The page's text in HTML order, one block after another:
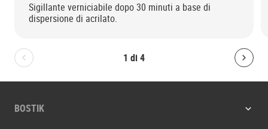
1 di4
Bolton.General.PreviousSlide
Sigillante verniciabile dopo 30 minuti a base di
dispersione di acrilato.
BOSTIK